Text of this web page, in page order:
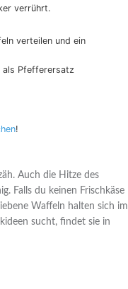
verrührt.
verteilen und ein
als Pfefferersatz
!
Auch die Hitze des
Falls du keinen Frischkäse
Waffeln halten sich im
sucht, findet sie in